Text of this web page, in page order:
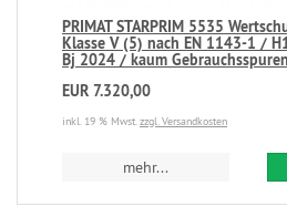
PRIMAT STARPRIM 5535
Klasse V (5) nach EN 1143-1 /
Bj 2024 / kaum
EUR 7.320,00
inkl. 19 % Mwst.zzgl. Versandkosten
mehr...